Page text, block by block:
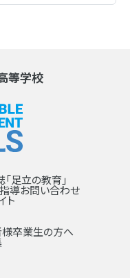
等学校
足立の教育」
導お問い合わせ
ト
卒業生の方へ